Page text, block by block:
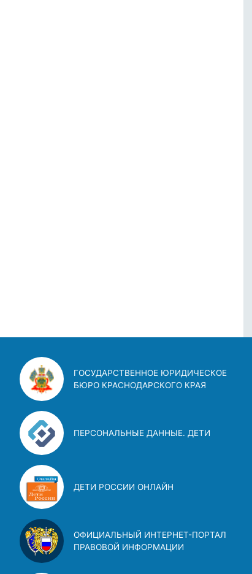
ГОСУДАРСТВЕННОЕ ЮРИДИЧЕСКОЕ
БЮРО КРАСНОДАРСКОГО КРАЯ
ПЕРСОНАЛЬНЫЕ ДАННЫЕ. ДЕТИ
ДЕТИ РОССИИ ОНЛАЙН
ОФИЦИАЛЬНЫЙ ИНТЕРНЕТ-ПОРТАЛ
ПРАВОВОЙ ИНФОРМАЦИИ